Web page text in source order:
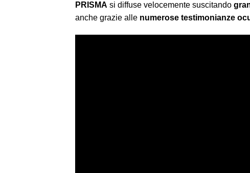
PRISMA si diffuse velocemente suscitando
anche grazie alle numerose testimonianze